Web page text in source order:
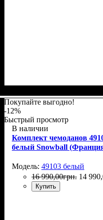
Покупайте выгодно!
-12%
Быстрый просмотр
В наличии
Комплект чемоданов
белый Snowball
Модель: 49103 белый
16 990,00грн. 14 990,
Купить